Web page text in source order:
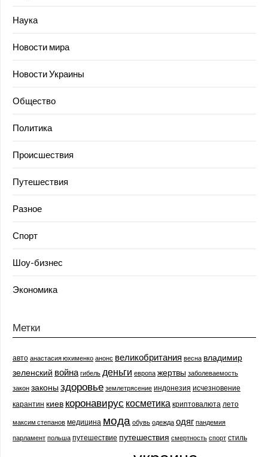
Наука
Новости мира
Новости Украины
Общество
Политика
Происшествия
Путешествия
Разное
Спорт
Шоу-бизнес
Экономика
Метки
авто анастасия юхименко анонс великобритания весна владимир
зеленский война гибель деньги европа жертвы заболеваемость
закон законыздоровье землетрясение индонезия исчезновение
карантин киев коронавирус косметика криптовалюта лето
максим степанов медицина мода обувь одежда одяг пандемия
парламент польша путешествие путешествия смертность спорт стиль